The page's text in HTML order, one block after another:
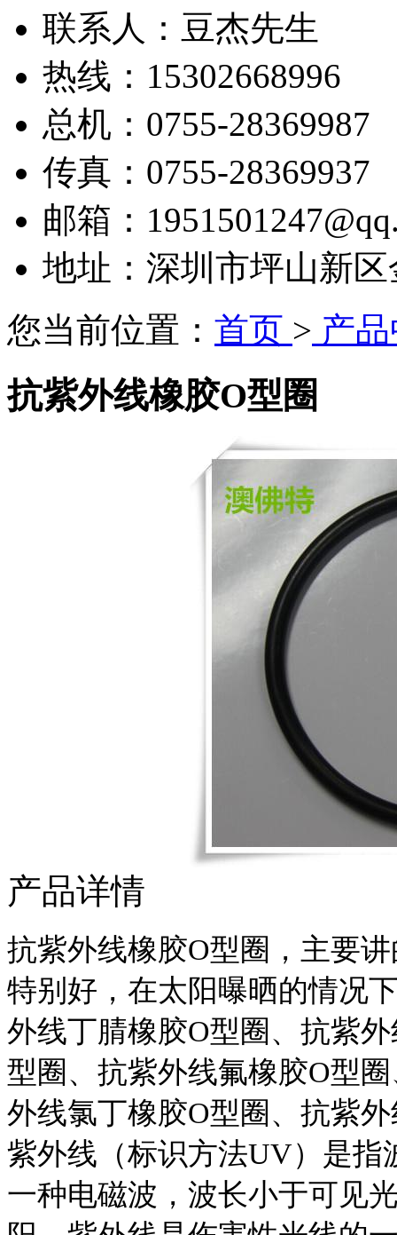
联系人：豆杰先生
热线：15302668996
总机：0755-28369987
传真：0755-28369937
邮箱：
地址：深圳市坪山新
您当前位置： 首页 > 产
抗紫外线橡胶O型圈
产品详情
抗紫外线橡胶O型圈，主要
特别好，在太阳曝晒的情况
外线丁腈橡胶O型圈、抗紫
型圈、 抗紫外线氟橡胶O型
外线氯丁橡胶O型圈、 抗紫
紫外线（标识方法UV）是指
一种电磁波，波长小于可见